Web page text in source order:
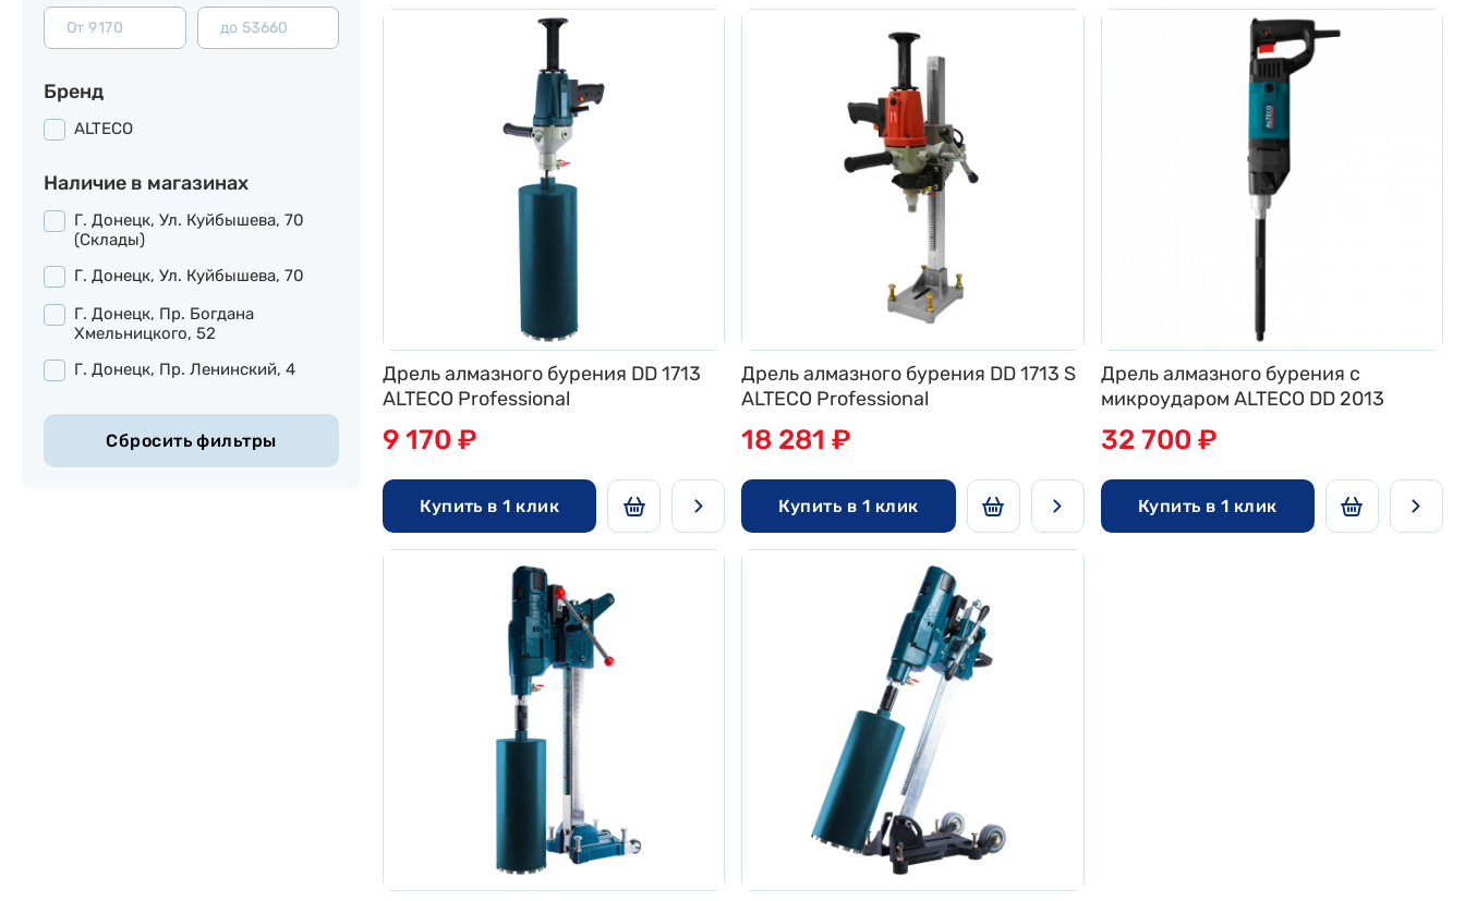
Бренд
ALTECO
Наличие в магазинах
Г. Донецк, Ул. Куйбышева, 70
(склады)
Г. Донецк, Ул. Куйбышева, 70
Г. Донецк, Пр. Богдана
Хмельницкого, 52
Г. Донецк, Пр. Ленинский, 4
Дрель алмазного бурения DD 1713
ALTECO Professional
9 170 ₽
Купить в 1 клик
Дрель алмазного бурения DD 1713 S
ALTECO Professional
18 281 ₽
Купить в 1 клик
Дрель алмазного бурения с
микроударом ALTECO DD 2013
32 700 ₽
Купить в 1 клик